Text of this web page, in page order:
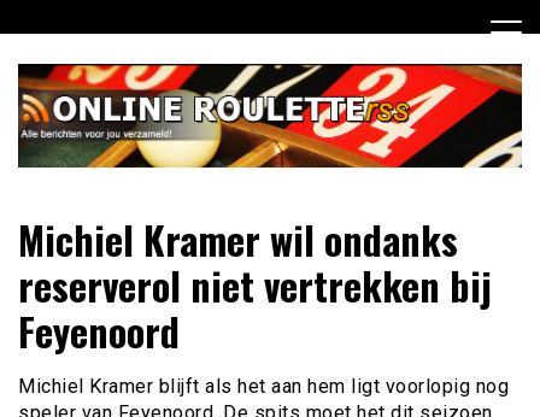
naar
inhoud
Online Roulette RSS
verzameld
Michiel Kramer wil ondanks
reserverol niet vertrekken bij
Feyenoord
Michiel Kramer blijft als het aan hem ligt voorlopig nog
speler van Feyenoord. De spits moet het dit seizoen